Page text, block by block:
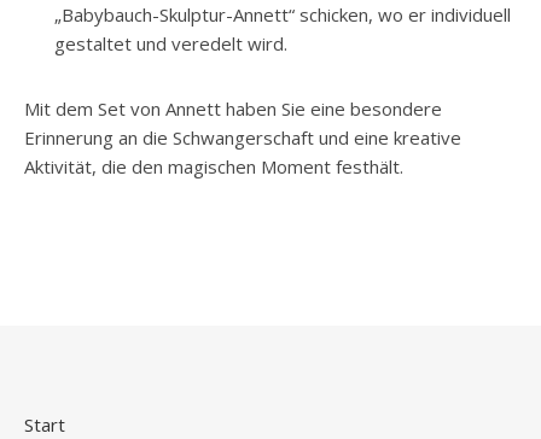
„Babybauch-Skulptur-Annett“ schicken, wo er individuell
gestaltet und veredelt wird.
Mit dem Set von Annett haben Sie eine besondere
Erinnerung an die Schwangerschaft und eine kreative
Aktivität, die den magischen Moment festhält.
Start